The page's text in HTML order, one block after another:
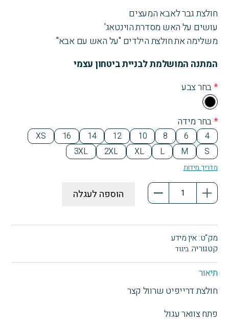
חולצת גבר לאבא המעצים
עושים על האש מסדרת הוינטאג'
משלימה את חולצת הילדים "על האש עם אבא"
המתנה המושלמת לבניית ביטחון עצמי
*בחר צבע
Bla
ck
*בחר מידה
4
6
8
10
12
14
16
XS
S
M
L
XL
2XL
3XL
מדריך מידות
כמות
האש
עם
אבא.
שחורה
מעצימים
הוספה לעגלה
תיאור
חולצת דרייפיט שרוול קצר
פתח צוואר עגול
מק"ט: אין מידע
קטגוריה: ביגוד